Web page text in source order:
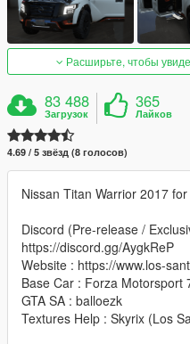
Расширьте, чтобы
83 488
Загрузок
365
Лайков
4.69 / 5 звёзд (8 голосов)
Nissan Titan Warrior 2017 for
Discord (Pre-release /
https://discord.gg/AygkReP
Website : https://www.los-
Base Car : Forza Motorsport
GTA SA : balloezk
Textures Help : Skyrix (Los